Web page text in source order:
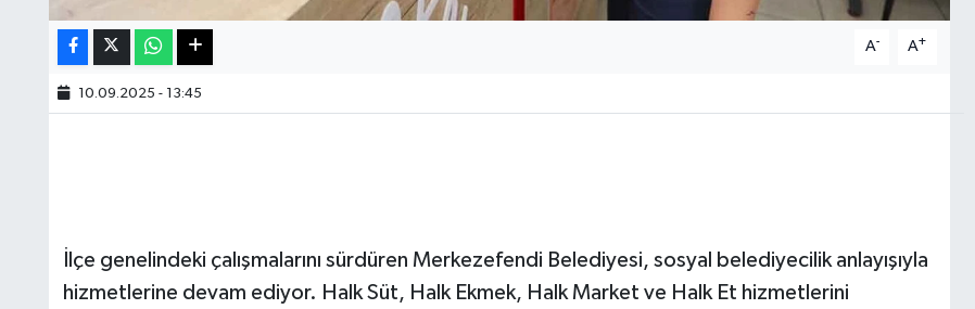
A- A+
10.09.2025 - 13:45
İlçe genelindeki çalışmalarını sürdüren Merkezefendi Belediyesi, sosyal belediyecilik anlayışıyla
hizmetlerine devam ediyor. Halk Süt, Halk Ekmek, Halk Market ve Halk Et hizmetlerini